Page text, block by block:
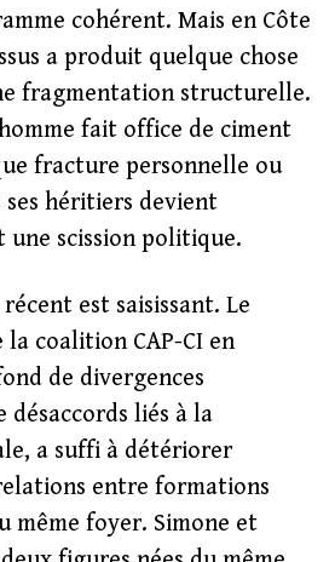
cohérent. Mais en Côte
a produit quelque chose
fragmentation structurelle.
fait office de ciment
fracture personnelle ou
héritiers devient
scission politique.
est saisissant. Le
coalition CAP-CI en
de divergences
désaccords liés à la
a suffi à détériorer
entre formations
même foyer. Simone et